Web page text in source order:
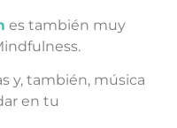
es también muy
y, también, música
en tu